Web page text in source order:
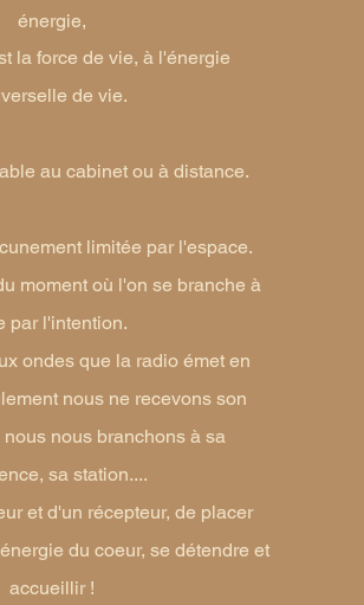
énergie,
la force de vie, à l'énergie
de vie.
au cabinet ou à distance.
limitée par l'espace.
moment où l'on se branche à
par l'intention.
ondes que la radio émet en
nous ne recevons son
nous branchons à sa
sa station....
et d'un récepteur, de placer
du coeur, se détendre et
accueillir !